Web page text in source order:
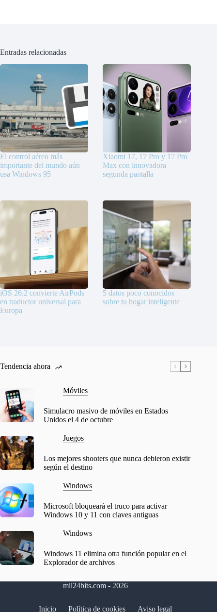
Entradas relacionadas
El control aéreo más
importante del mundo aún
usa Windows 95
Xiaomi 17, 17 Pro y 17 Pro
Max con innovadora
segunda pantalla
iOS 26.2 convierte AirPods
en traductor universal para
Europa
5 datos poco conocidos
sobre tu hogar inteligente
Tendencia ahora
Móviles
Simulacro masivo de móviles en Estados
Unidos el 4 de octubre
Juegos
Los mejores shooters que nunca debieron existir
según el destino
Windows
Microsoft bloqueará el truco para activar
Windows 10 y 11 con claves antiguas
Windows
Windows 11 elimina otra función popular en el
Explorador de archivos
mil24bits.com - 2026
Inicio Política de cookies Aviso legal